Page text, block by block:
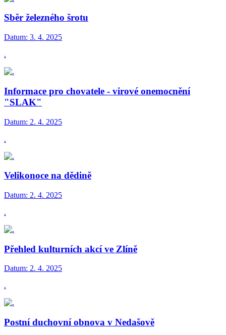
Sběr železného šrotu
Datum: 3. 4. 2025
.
Informace pro chovatele - virové onemocnění
"SLAK"
Datum: 2. 4. 2025
.
Velikonoce na dědině
Datum: 2. 4. 2025
.
Přehled kulturních akcí ve Zlíně
Datum: 2. 4. 2025
.
Postní duchovní obnova v Nedašově